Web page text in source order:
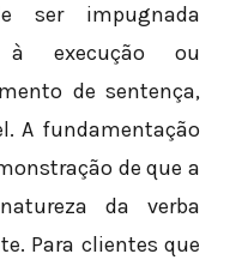
ser impugnada
à execução ou
de sentença,
A fundamentação
de que a
da verba
Para clientes que